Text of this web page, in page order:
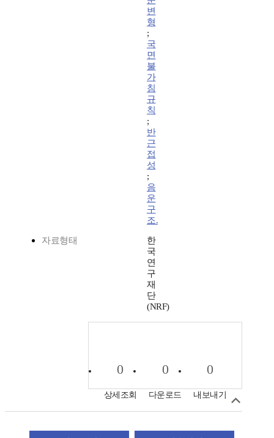
변
형
;
국
면
불
가
침
규
칙
;
반
근
접
성
;
음
운
구
조.
자료형태
한
국
연
구
재
단
(NRF)
0
상세조회
0
다운로드
0
내보내기